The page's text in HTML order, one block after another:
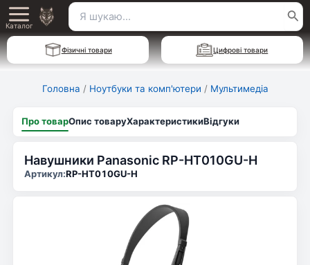
Перейти
до
вмісту
Main
Menu
Каталог
Пошук
для:
Фізичні товари Цифрові товари
Головна / Ноутбуки та комп'ютери / Мультимедіа
Про товарОпис товаруХарактеристикиВідгуки
Навушники Panasonic RP-HT010GU-H
Артикул:RP-HT010GU-H